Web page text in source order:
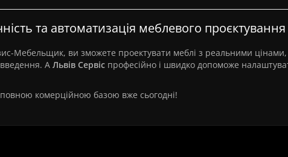
та автоматизація меблевого проєктування
Мебельщик, ви зможете проектувати меблі з реальними цінами,
А Львів Сервіс професійно і швидко допоможе
комерційною базою вже сьогодні!